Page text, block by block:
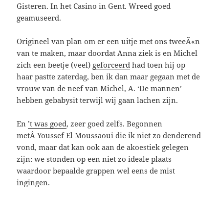
Gisteren. In het Casino in Gent. Wreed goed
geamuseerd.
Origineel van plan om er een uitje met ons tweeÃ«n
van te maken, maar doordat Anna ziek is en Michel
zich een beetje (veel) geforceerd had toen hij op
haar pastte zaterdag, ben ik dan maar gegaan met de
vrouw van de neef van Michel, A. ‘De mannen’
hebben gebabysit terwijl wij gaan lachen zijn.
En’t was goed, zeer goed zelfs. Begonnen
metÂ Youssef El Moussaoui die ik niet zo denderend
vond, maar dat kan ook aan de akoestiek gelegen
zijn: we stonden op een niet zo ideale plaats
waardoor bepaalde grappen wel eens de mist
ingingen.